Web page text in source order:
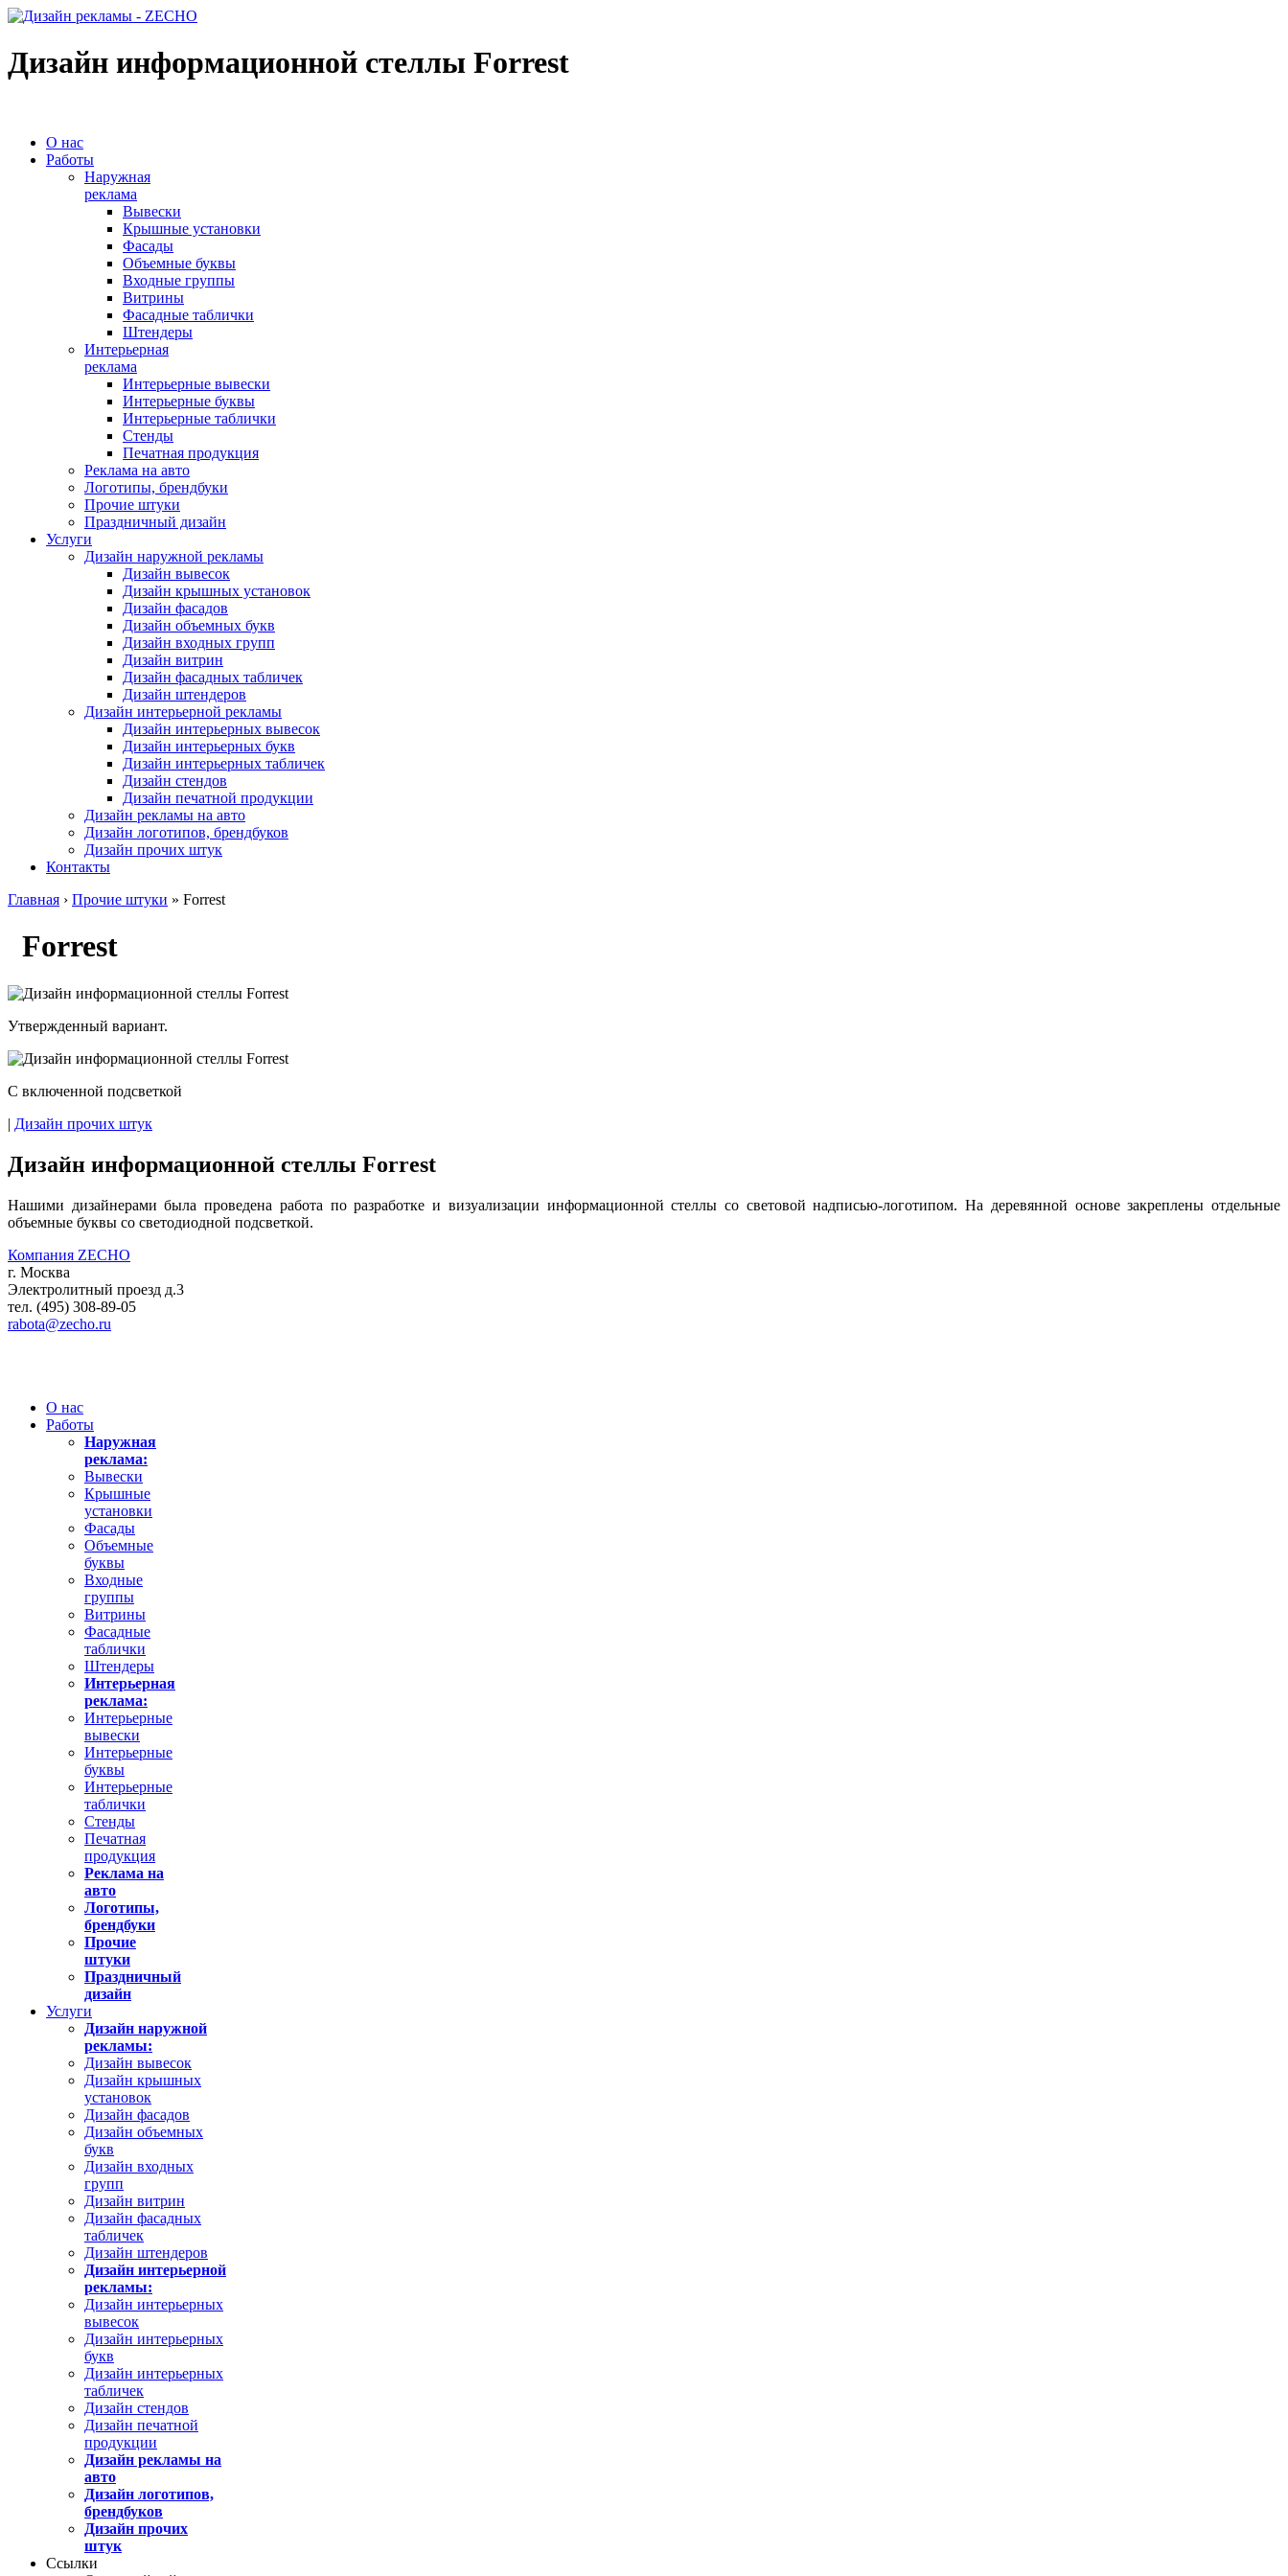
Дизайн информационной стеллы Forrest
О нас
Работы
Наружная
реклама
Вывески
Крышные установки
Фасады
Объемные буквы
Входные группы
Витрины
Фасадные таблички
Штендеры
Интерьерная
реклама
Интерьерные вывески
Интерьерные буквы
Интерьерные таблички
Стенды
Печатная продукция
Реклама на авто
Логотипы, брендбуки
Прочие штуки
Праздничный дизайн
Услуги
Дизайн наружной рекламы
Дизайн вывесок
Дизайн крышных установок
Дизайн фасадов
Дизайн объемных букв
Дизайн входных групп
Дизайн витрин
Дизайн фасадных табличек
Дизайн штендеров
Дизайн интерьерной рекламы
Дизайн интерьерных вывесок
Дизайн интерьерных букв
Дизайн интерьерных табличек
Дизайн стендов
Дизайн печатной продукции
Дизайн рекламы на авто
Дизайн логотипов, брендбуков
Дизайн прочих штук
Контакты
Главная › Прочие штуки » Forrest
Forrest
Утвержденный вариант.
С включенной подсветкой
| Дизайн прочих штук
Дизайн информационной стеллы Forrest
Нашими дизайнерами была проведена работа по разработке и визуализации информационной стеллы со световой надписью-логотипом. На деревянной основе закреплены отдельные
объемные буквы со светодиодной подсветкой.
Компания ZECHO
г. Москва
Электролитный проезд д.3
тел. (495) 308-89-05
rabota@zecho.ru
О нас
Работы
Наружная
реклама:
Вывески
Крышные
установки
Фасады
Объемные
буквы
Входные
группы
Витрины
Фасадные
таблички
Штендеры
Интерьерная
реклама:
Интерьерные
вывески
Интерьерные
буквы
Интерьерные
таблички
Стенды
Печатная
продукция
Реклама на
авто
Логотипы,
брендбуки
Прочие
штуки
Праздничный
дизайн
Услуги
Дизайн наружной
рекламы:
Дизайн вывесок
Дизайн крышных
установок
Дизайн фасадов
Дизайн объемных
букв
Дизайн входных
групп
Дизайн витрин
Дизайн фасадных
табличек
Дизайн штендеров
Дизайн интерьерной
рекламы:
Дизайн интерьерных
вывесок
Дизайн интерьерных
букв
Дизайн интерьерных
табличек
Дизайн стендов
Дизайн печатной
продукции
Дизайн рекламы на
авто
Дизайн логотипов,
брендбуков
Дизайн прочих
штук
Ссылки